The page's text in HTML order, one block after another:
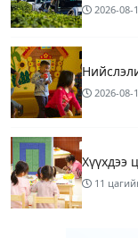
2026-08-
2026-08-
Хүүхдээ
11